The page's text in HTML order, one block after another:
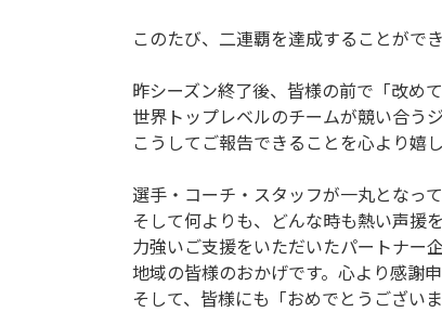
このたび、二連覇を達成することがで
昨シーズン終了後、皆様の前で「改め
世界トップレベルのチームが競い合う
こうしてご報告できることを心より嬉し
選手・コーチ・スタッフが一丸となっ
そして何よりも、どんな時も熱い声援
力強いご支援をいただいたパートナー
地域の皆様のおかげです。心より感謝申
そして、皆様にも「おめでとうござい